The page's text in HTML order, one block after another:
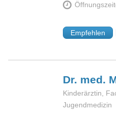
Empfehlen
Dr. med.
Kinderärztin,
Jugendmedizin